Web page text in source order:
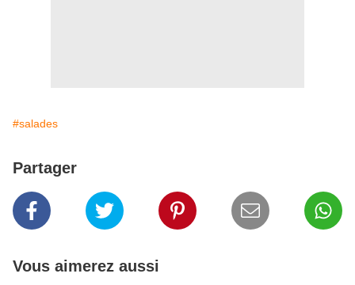
#salades
Partager
Vous aimerez aussi